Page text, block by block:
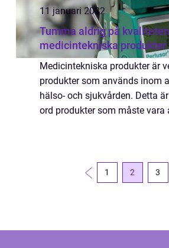
11 januari 2022
Tumma aldrig på
medicintekniska produkter
Medicintekniska produkter är
produkter som används inom
hälso- och sjukvården. Detta
ord produkter som måste vara
1 2 3